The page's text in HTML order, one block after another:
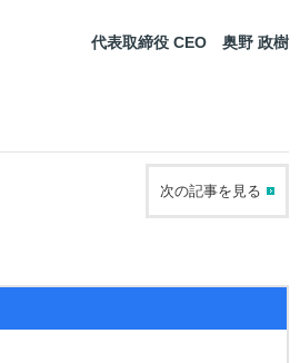
代表取締役 CEO 奥野 政樹
次の記事を見る